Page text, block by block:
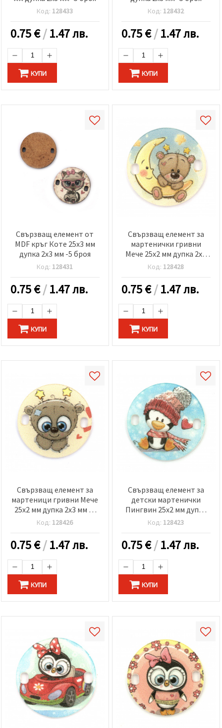
Код: 128433
0.75€/1.47 лв.
КУПИ
Код: 128432
0.75€/1.47 лв.
КУПИ
Свързващ елемент от
MDF кръг Коте 25x3 мм
дупка 2x3 мм -5 броя
Код: 128431
0.75€/1.47 лв.
КУПИ
Свързващ елемент за
мартенички гривни
Мече 25x2 мм дупка 2x3
мм -5 броя
Код: 128428
0.75€/1.47 лв.
КУПИ
Свързващ елемент за
мартеници гривни Мече
25x2 мм дупка 2x3 мм -5
броя
Код: 128426
0.75€/1.47 лв.
КУПИ
Свързващ елемент за
детски мартенички
Пингвин 25x2 мм дупка
2x3 мм -5 броя
Код: 128423
0.75€/1.47 лв.
КУПИ